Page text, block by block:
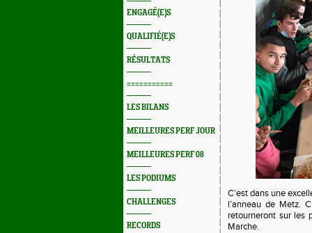
ENGAGÉ(E)S
QUALIFIÉ(E)S
RÉSULTATS
===========
LES BILANS
MEILLEURES PERF JOUR
MEILLEURES PERF 08
LES PODIUMS
CHALLENGES
RECORDS
C’est dans une
l’anneau de Metz.
retourneront sur les
Marche.